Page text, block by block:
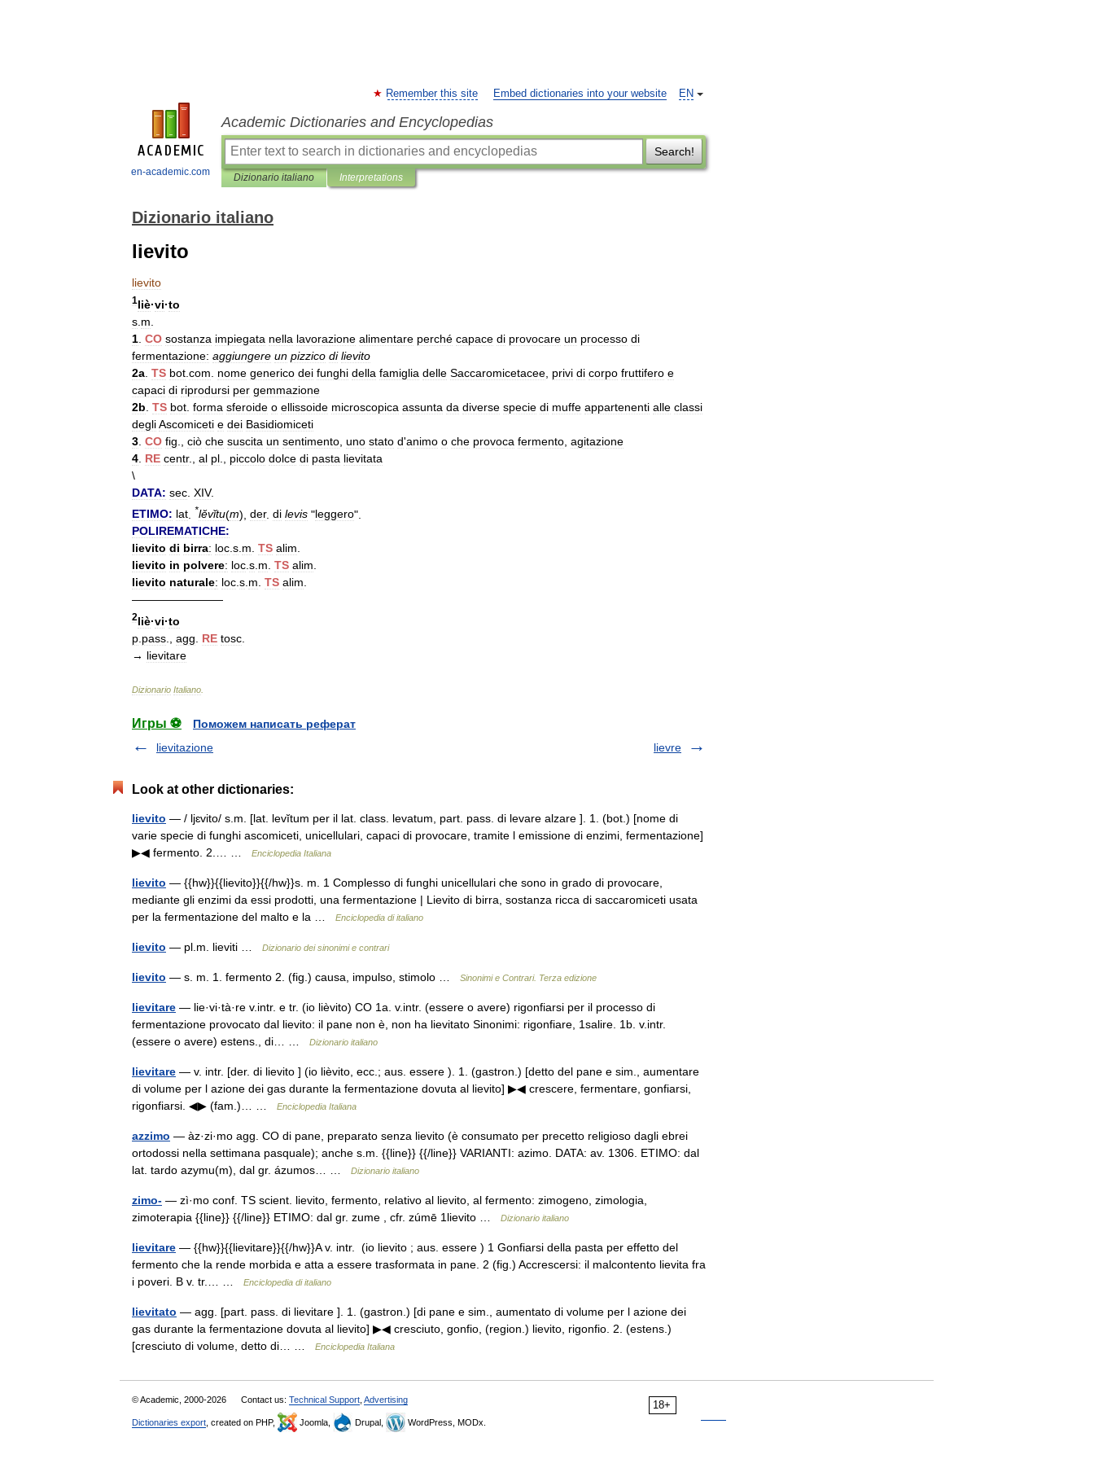
en-academic.com
EN
Remember this site Embed dictionaries into your website
Academic Dictionaries and Encyclopedias
Search!
Dizionario italiano Interpretations
Dizionario italiano
lievito
lievito
1liè·vi·to
s m
1 CO sostanza impiegata nella lavorazione alimentare perché capace di provocare un processo di
fermentazione: aggiungere un pizzico di lievito
2a TS bot com nome generico dei funghi della famiglia delle Saccaromicetacee privi di corpo fruttifero e
capaci di riprodursi per gemmazione
2b TS bot forma sferoide o ellissoide microscopica assunta da diverse specie di muffe appartenenti alle classi
degliAscomiceti e dei Basidiomiceti
3 CO fig ciò che suscita un sentimento uno stato d'animo o che provoca fermento agitazione
4 RE centr., al pl piccolo dolce di pasta lievitata
\
DATA: sec XIV.
ETIMO: lat *lĕvĭtu(m), der. di levis "leggero".
POLIREMATICHE:
lievito di birra: loc.s.m. TS alim.
lievito in polvere: loc.s.m. TS alim.
lievito naturale: loc.s.m. TS alim.
————————
2liè·vi·to
p pass agg RE tosc
→ lievitare
Dizionario Italiano
Игры ⚽
Поможем написать реферат
lievitazione
lievre
Look at other dictionaries:
lievito — / ljɛvito/ s.m. [lat. levĭtum per il lat. class. levatum, part. pass. di levare alzare ]. 1. (bot.) [nome di
varie specie di funghi ascomiceti, unicellulari, capaci di provocare, tramite l emissione di enzimi, fermentazione]
▶◀ fermento. 2.… …
Enciclopedia Italiana
lievito — {{hw}}{{lievito}}{{/hw}}s. m. 1 Complesso di funghi unicellulari che sono in grado di provocare,
mediante gli enzimi da essi prodotti, una fermentazione | Lievito di birra, sostanza ricca di saccaromiceti usata
per la fermentazione del malto e la …
Enciclopedia di italiano
lievito — pl.m. lieviti … Dizionario dei sinonimi e contrari
lievito — s. m. 1. fermento 2. (fig.) causa, impulso, stimolo … Sinonimi e Contrari. Terza edizione
lievitare — lie·vi·tà·re v.intr. e tr. (io lièvito) CO 1a. v.intr. (essere o avere) rigonfiarsi per il processo di
fermentazione provocato dal lievito: il pane non è, non ha lievitato Sinonimi: rigonfiare, 1salire. 1b. v.intr.
(essere o avere) estens., di… …
Dizionario italiano
lievitare — v. intr. [der. di lievito ] (io lièvito, ecc.; aus. essere ). 1. (gastron.) [detto del pane e sim., aumentare
di volume per l azione dei gas durante la fermentazione dovuta al lievito] ▶◀ crescere, fermentare, gonfiarsi,
rigonfiarsi. ◀▶ (fam.)… …
Enciclopedia Italiana
azzimo — àz·zi·mo agg. CO di pane, preparato senza lievito (è consumato per precetto religioso dagli ebrei
ortodossi nella settimana pasquale); anche s.m. {{line}} {{/line}} VARIANTI: azimo. DATA: av. 1306. ETIMO: dal
lat. tardo azymu(m), dal gr. ázumos… …
Dizionario italiano
zimo- — zì·mo conf. TS scient. lievito, fermento, relativo al lievito, al fermento: zimogeno, zimologia,
zimoterapia {{line}} {{/line}} ETIMO: dal gr. zume , cfr. zúmē 1lievito …
Dizionario italiano
lievitare — {{hw}}{{lievitare}}{{/hw}}A v. intr. (io lievito ; aus. essere ) 1 Gonfiarsi della pasta per effetto del
fermento che la rende morbida e atta a essere trasformata in pane. 2 (fig.) Accrescersi: il malcontento lievita fra
i poveri. B v. tr.… …
Enciclopedia di italiano
lievitato — agg. [part. pass. di lievitare ]. 1. (gastron.) [di pane e sim., aumentato di volume per l azione dei
gas durante la fermentazione dovuta al lievito] ▶◀ cresciuto, gonfio, (region.) lievito, rigonfio. 2. (estens.)
[cresciuto di volume, detto di… …
Enciclopedia Italiana
18+
© Academic, 2000-2026 Contact us: Technical Support Advertising
Dictionaries export , created on PHP, Joomla, Drupal, WordPress, MODx.